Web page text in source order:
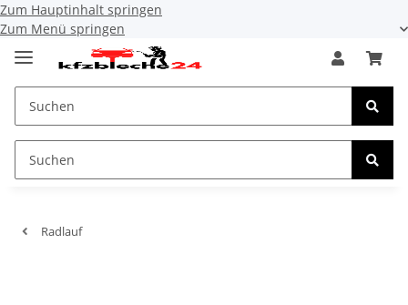
Zum Hauptinhalt springen
Zum Menü springen
Radlauf